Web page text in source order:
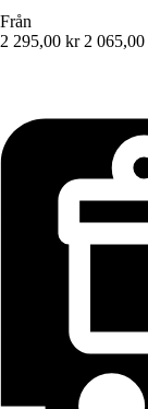
Från
2 295,00 kr 2